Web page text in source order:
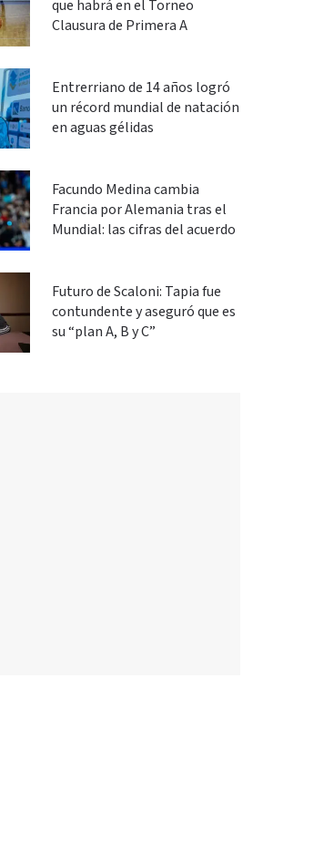
que habrá en el Torneo
Clausura de Primera A
Entrerriano de 14 años logró
un récord mundial de natación
en aguas gélidas
Facundo Medina cambia
Francia por Alemania tras el
Mundial: las cifras del acuerdo
Futuro de Scaloni: Tapia fue
contundente y aseguró que es
su “plan A, B y C”